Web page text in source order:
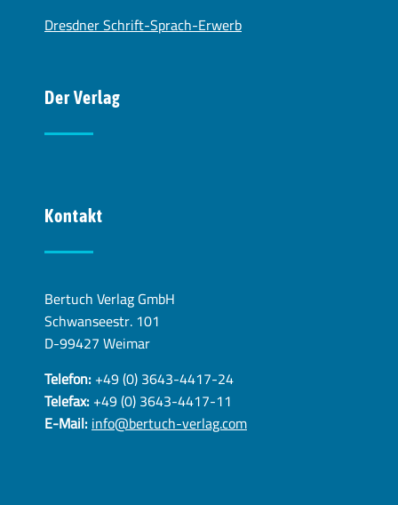
Dresdner Schrift-Sprach-Erwerb
Der Verlag
Kontakt
Bertuch Verlag GmbH
Schwanseestr. 101
D-99427 Weimar
Telefon:+49 (0) 3643-4417-24
Telefax:+49 (0) 3643-4417-11
E-Mail:info@bertuch-verlag.com